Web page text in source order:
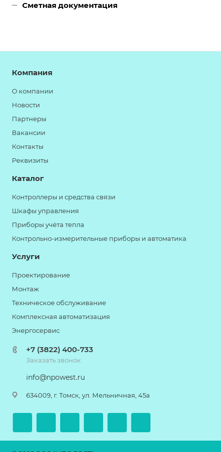
Сметная документация
Компания
О компании
Новости
Партнеры
Вакансии
Контакты
Реквизиты
Каталог
Контроллеры и средства связи
Шкафы управления
Приборы учёта тепла
Контрольно-измерительные приборы и автоматика
Услуги
Проектирование
Монтаж
Техническое обслуживание
Комплексная автоматизация
Энергосервис
+7 (3822) 400-733
Заказать звонок
info@npowest.ru
634009, г. Томск, ул. Мельничная, 45а